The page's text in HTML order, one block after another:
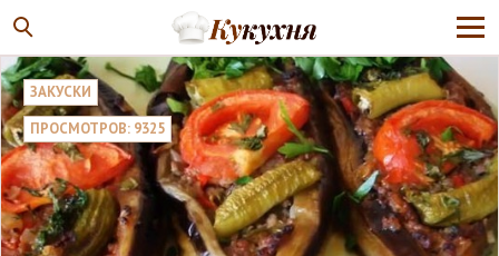
ЗАКУСКИ
ПРОСМОТРОВ: 9325